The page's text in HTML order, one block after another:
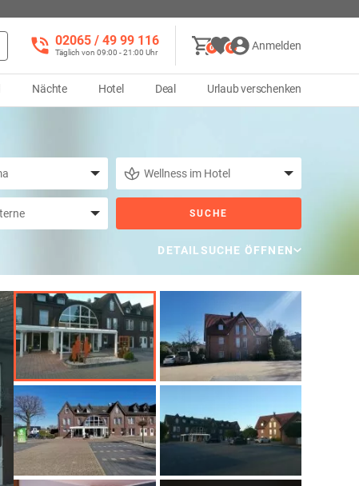
02065 / 49 ‌99 116
Täglich von 09:00 - 21:00 Uhr
0 0 Anmelden
Nächte Hotel Deal Urlaub verschenken
SUCHE
DETAILSUCHE ÖFFNEN